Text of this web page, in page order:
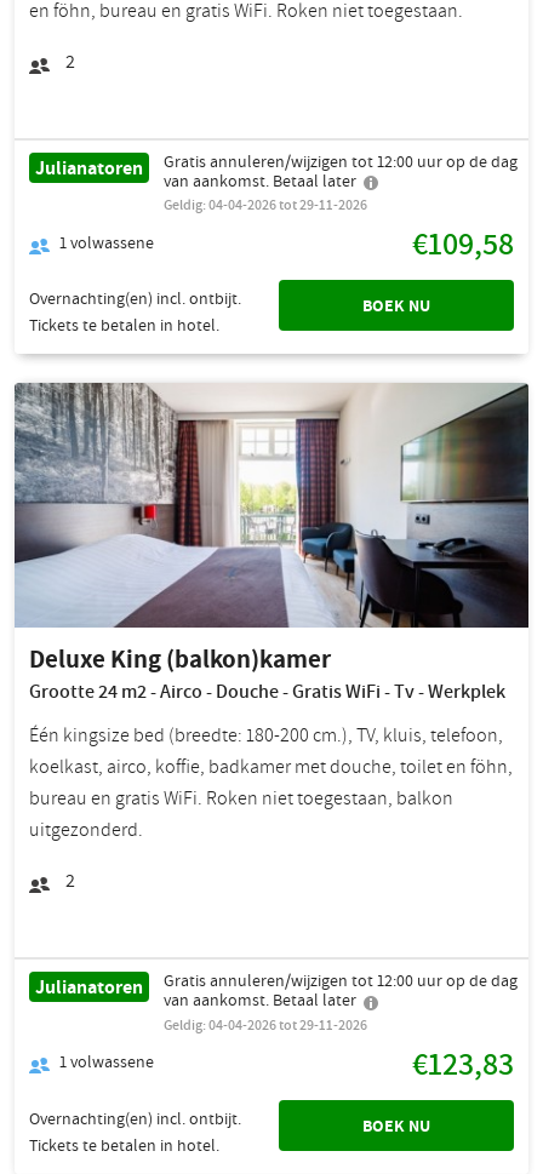
en föhn, bureau en gratis WiFi. Roken niet toegestaan.
2
Julianatoren
Gratis annuleren/wijzigen tot 12:00 uur op de dag
van aankomst. Betaal later
Geldig: 04-04-2026 tot 29-11-2026
1volwassene €109,58
Overnachting(en) incl. ontbijt.
Tickets te betalen in hotel.
BOEK NU
Deluxe King (balkon)kamer
Grootte 24 m2 - Airco - Douche - Gratis WiFi - Tv - Werkplek
Één kingsize bed (breedte: 180-200 cm.), TV, kluis, telefoon,
koelkast, airco, koffie, badkamer met douche, toilet en föhn,
bureau en gratis WiFi. Roken niet toegestaan, balkon
uitgezonderd.
2
Julianatoren
Gratis annuleren/wijzigen tot 12:00 uur op de dag
van aankomst. Betaal later
Geldig: 04-04-2026 tot 29-11-2026
1volwassene €123,83
Overnachting(en) incl. ontbijt.
Tickets te betalen in hotel.
BOEK NU